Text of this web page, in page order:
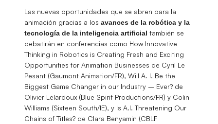
Las nuevas oportunidades que se abren para la
animación gracias a los avances de la robótica y la
tecnología de la inteligencia artificial también se
debatirán en conferencias como How Innovative
Thinking in Robotics is Creating Fresh and Exciting
Opportunities for Animation Businesses de Cyril Le
Pesant (Gaumont Animation/FR), Will A. I. Be the
Biggest Game Changer in our Industry – Ever? de
Olivier Lelardoux (Blue Spirit Productions/FR) y Colin
Williams (Sixteen South/IE), y Is A.I. Threatening Our
Chains of Titles? de Clara Benyamin (CBLF